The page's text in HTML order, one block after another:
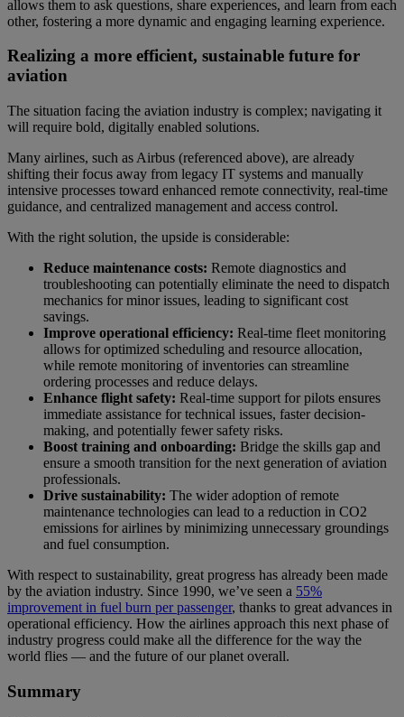
allows them to ask questions, share experiences, and learn from each
other, fostering a more dynamic and engaging learning experience.
Realizing a more efficient, sustainable future for
aviation
The situation facing the aviation industry is complex; navigating it
will require bold, digitally enabled solutions.
Many airlines, such as Airbus (referenced above), are already
shifting their focus away from legacy IT systems and manually
intensive processes toward enhanced remote connectivity, real-time
guidance, and centralized management and access control.
With the right solution, the upside is considerable:
Reduce maintenance costs: Remote diagnostics and
troubleshooting can potentially eliminate the need to dispatch
mechanics for minor issues, leading to significant cost
savings.
Improve operational efficiency: Real-time fleet monitoring
allows for optimized scheduling and resource allocation,
while remote monitoring of inventories can streamline
ordering processes and reduce delays.
Enhance flight safety: Real-time support for pilots ensures
immediate assistance for technical issues, faster decision-
making, and potentially fewer safety risks.
Boost training and onboarding: Bridge the skills gap and
ensure a smooth transition for the next generation of aviation
professionals.
Drive sustainability: The wider adoption of remote
maintenance technologies can lead to a reduction in CO2
emissions for airlines by minimizing unnecessary groundings
and fuel consumption.
With respect to sustainability, great progress has already been made
by the aviation industry. Since 1990, we’ve seen a 55%
improvement in fuel burn per passenger, thanks to great advances in
operational efficiency. How the airlines approach this next phase of
industry progress could make all the difference for the way the
world flies — and the future of our planet overall.
Summary